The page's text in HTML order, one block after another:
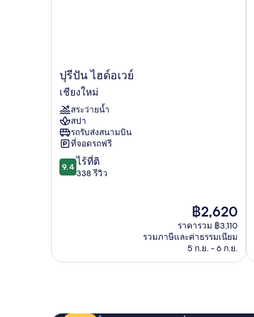
ปุ
ปัน
ไฮด์อเวย์
เชียงใหม่
ปุรีปัน ไฮด์อเวย์
เชียงใหม่
สระว่ายน้ำ
สปา
รถรับส่งสนามบิน
ที่จอดรถฟรี
9.4
จาก
9.4 ไร้ที่ติ
338 รีวิว
ราคา
ปัจจุบัน
คือ
฿2,620
฿2,620
ราคารวม ฿3,110
รวมภาษีและค่าธรรมเนียม
5 ก.ย. - 6 ก.ย.